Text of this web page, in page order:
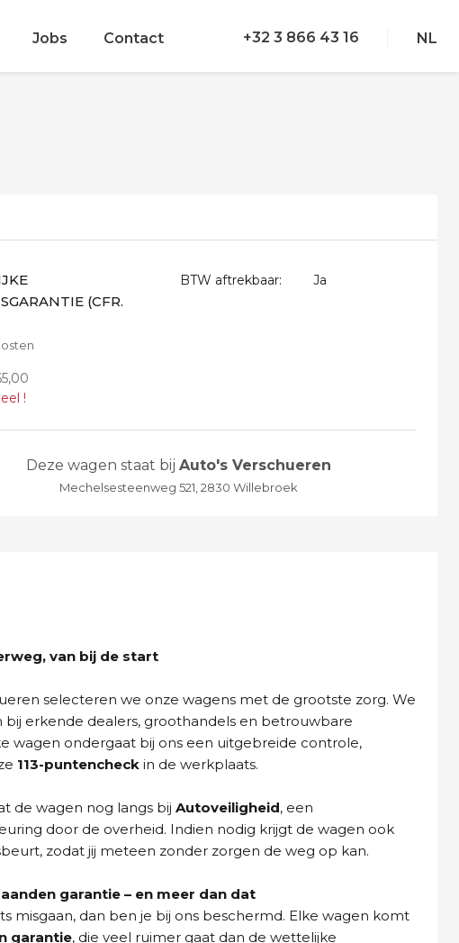
Jobs Contact +32 3 866 43 16 NL
(CFR.
!
BTW aftrekbaar: Ja
Deze wagen staat bij Auto's Verschueren
Mechelsesteenweg 521, 2830 Willebroek
van bij de start
selecteren we onze wagens met de grootste zorg. We
bij erkende dealers, groothandels en betrouwbare
wagen ondergaat bij ons een uitgebreide controle,
113-puntencheck in de werkplaats.
de wagen nog langs bij Autoveiligheid, een
door de overheid. Indien nodig krijgt de wagen ook
zodat jij meteen zonder zorgen de weg op kan.
garantie – en meer dan dat
misgaan, dan ben je bij ons beschermd. Elke wagen komt
garantie, die veel ruimer gaat dan de wettelijke